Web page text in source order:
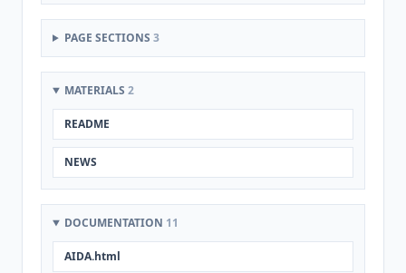
PAGE SECTIONS 3
MATERIALS 2
README
NEWS
DOCUMENTATION 11
AIDA.html